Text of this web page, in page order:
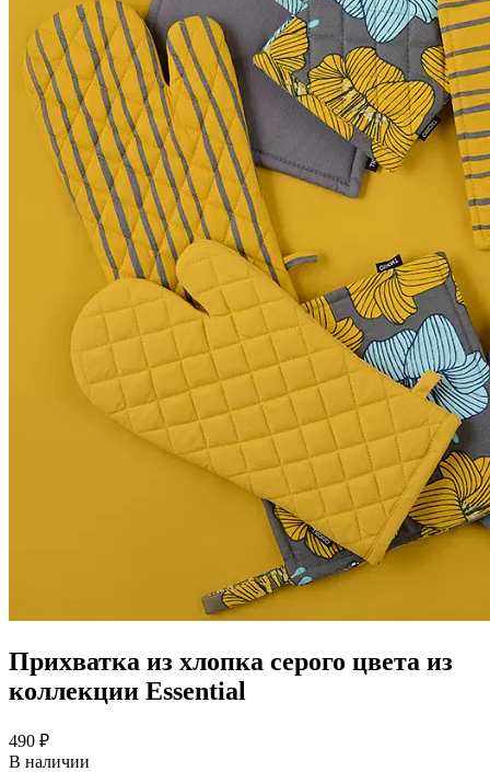
Прихватка из хлопка серого цвета из
коллекции Essential
490 ₽
В наличии